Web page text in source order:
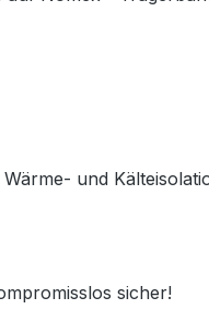
und
sicher!